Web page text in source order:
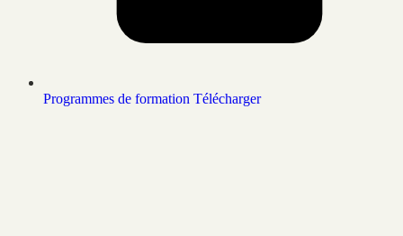
Programmes de formation Télécharger